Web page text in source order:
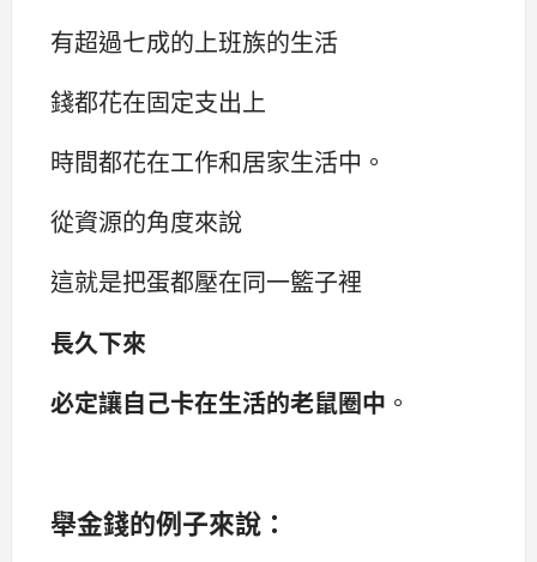
有超過七成的上班族的生活
錢都花在固定支出上
時間都花在工作和居家生活中。
從資源的角度來說
這就是把蛋都壓在同一籃子裡
長久下來
必定讓自己卡在生活的老鼠圈中 。
舉金錢的例子來說：